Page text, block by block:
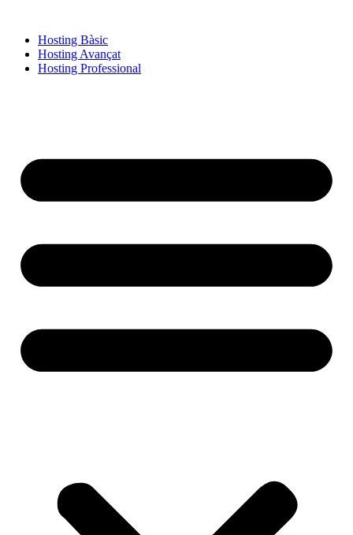
Hosting Bàsic
Hosting Avançat
Hosting Professional